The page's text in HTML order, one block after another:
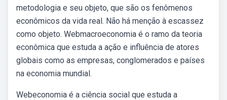
metodologia e seu objeto, que são os fenômenos
econômicos da vida real. Não há menção à escassez
como objeto. Webmacroeconomia é o ramo da teoria
econômica que estuda a ação e influência de atores
globais como as empresas, conglomerados e países
na economia mundial.
Webeconomia é a ciência social que estuda a